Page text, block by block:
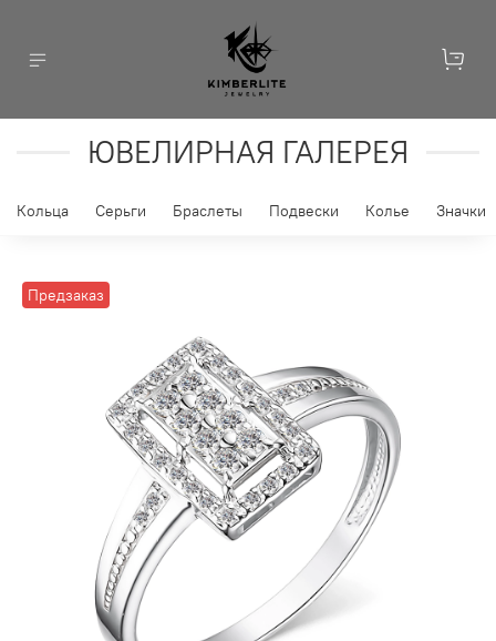
ЮВЕЛИРНАЯ ГАЛЕРЕЯ
Кольца Серьги Браслеты Подвески Колье Значки
Предзаказ